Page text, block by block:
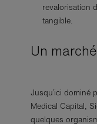
revalorisation
tangible.
Un
Jusqu’ici dominé
Medical Capital,
quelques